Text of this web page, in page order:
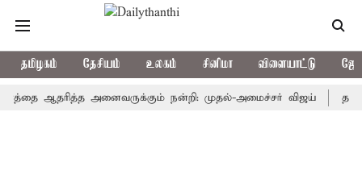
தமிழகம் தேசியம் உலகம் சினிமா விளையாட்டு
ஆதரித்த அனைவருக்கும் நன்றி: முதல்-அமைச்சர் விஜய்